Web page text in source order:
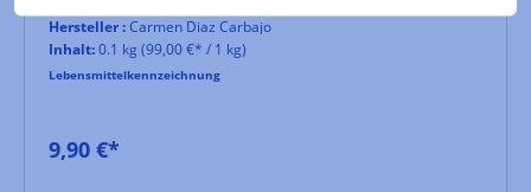
Hersteller :Carmen Diaz Carbajo
Inhalt:0.1 kg (99,00 €* / 1 kg)
Lebensmittelkennzeichnung
9,90 €*